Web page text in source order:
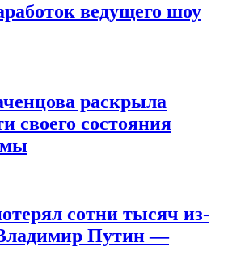
ведущего шоу
раскрыла
своего состояния
сотни тысяч из-
Путин —